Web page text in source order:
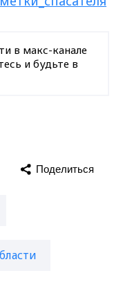
в макс-канале
и будьте в
Поделиться